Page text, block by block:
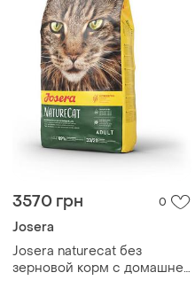
3570 грн 0
Josera
Josera naturecat без
зерновой корм с домашней